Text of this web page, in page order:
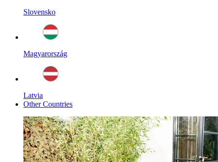
Slovensko
Magyarország
Latvia
Other Countries